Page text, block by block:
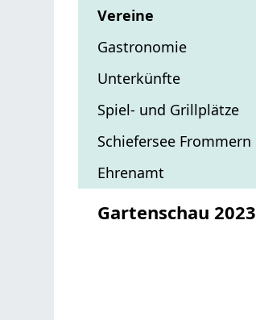
Vereine
Gastronomie
Unterkünfte
Spiel- und Grillplätze
Schiefersee Frommern
Ehrenamt
Gartenschau 2023